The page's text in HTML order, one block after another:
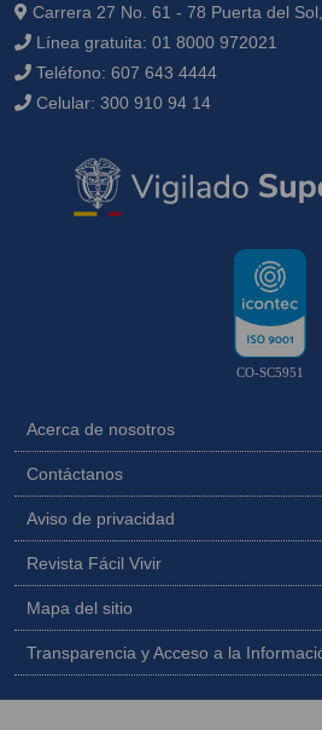
Carrera 27 No. 61 - 78 Puerta del
Línea gratuita: 01 8000 972021
Teléfono: 607 643 4444
Celular: 300 910 94 14
CO-SC5951
Acerca de nosotros
Contáctanos
Aviso de privacidad
Revista Fácil Vivir
Mapa del sitio
Transparencia y Acceso a la